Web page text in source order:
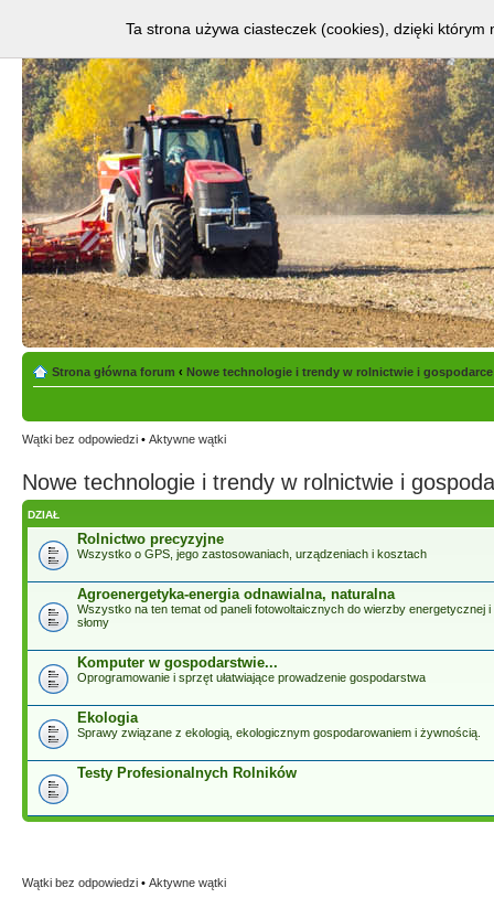
Strona główna forum ‹ Nowe technologie i trendy w rolnictwie i
Wątki bez odpowiedzi • Aktywne wątki
Nowe technologie i trendy w rolnictwie i
DZIAŁ
Rolnictwo precyzyjne
Wszystko o GPS, jego zastosowaniach, urządzeniach i kosztach
Agroenergetyka-energia odnawialna, naturalna
Wszystko na ten temat od paneli fotowoltaicznych do wierzby energetycznej
słomy
Komputer w gospodarstwie...
Oprogramowanie i sprzęt ułatwiające prowadzenie gospodarstwa
Ekologia
Sprawy związane z ekologią, ekologicznym gospodarowaniem i żywnością.
Testy Profesionalnych Rolników
Wątki bez odpowiedzi • Aktywne wątki
Ta strona używa ciasteczek (cookies), dzięki którym